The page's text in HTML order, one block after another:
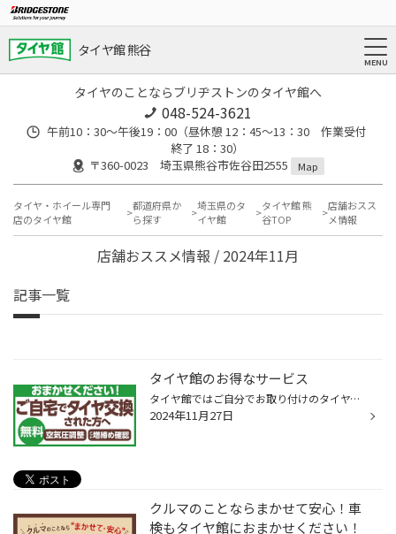
タイヤ館 熊谷
タイヤのことならブリヂストンのタイヤ館へ
048-524-3621
午前10：30～午後19：00（昼休憩 12：45～13：30 作業受付
終了 18：30）
〒360-0023 埼玉県熊谷市佐谷田2555
Map
タイヤ・ホイール専門
店のタイヤ館
都道府県か
ら探す
埼玉県のタ
イヤ館
タイヤ館 熊
谷TOP
店舗おスス
メ情報
店舗おススメ情報 / 2024年11月
記事一覧
タイヤ館のお得なサービス
タイヤ館ではご自分でお取り付けのタイヤ、他店でご購入のタイヤでも増し締め無料、窒素補充無料のサービスをおこなっております。 先ずはナットの増し締め。タイヤのホイールナットは、環境変化等により、ごくまれに緩む可能性があります。専用工具を使ってチェックし、万一緩みがあった場合は、規...
2024年11月27日
クルマのことならまかせて安心！車
検もタイヤ館におまかせください！